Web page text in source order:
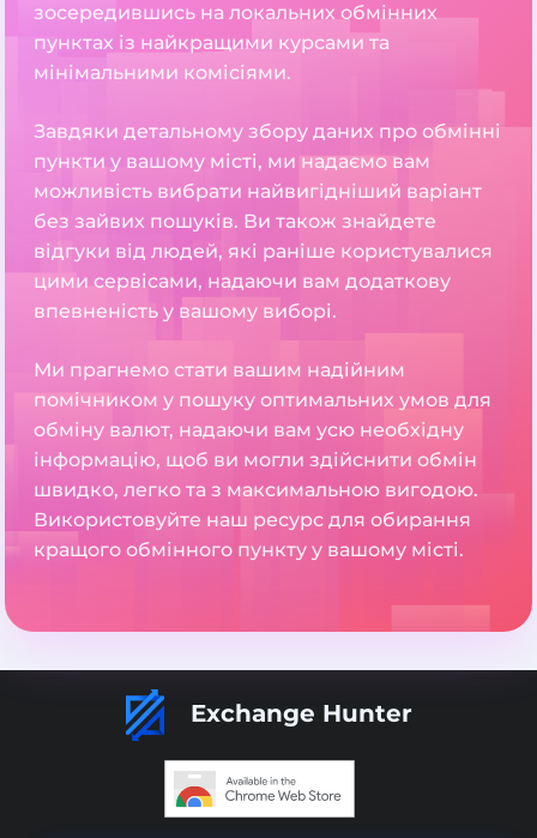
зосередившись на локальних обмінних
пунктах із найкращими курсами та
мінімальними комісіями.
Завдяки детальному збору даних про обмінні
пункти у вашому місті, ми надаємо вам
можливість вибрати найвигідніший варіант
без зайвих пошуків. Ви також знайдете
відгуки від людей, які раніше користувалися
цими сервісами, надаючи вам додаткову
впевненість у вашому виборі.
Ми прагнемо стати вашим надійним
помічником у пошуку оптимальних умов для
обміну валют, надаючи вам усю необхідну
інформацію, щоб ви могли здійснити обмін
швидко, легко та з максимальною вигодою.
Використовуйте наш ресурс для обирання
кращого обмінного пункту у вашому місті.
Exchange Hunter